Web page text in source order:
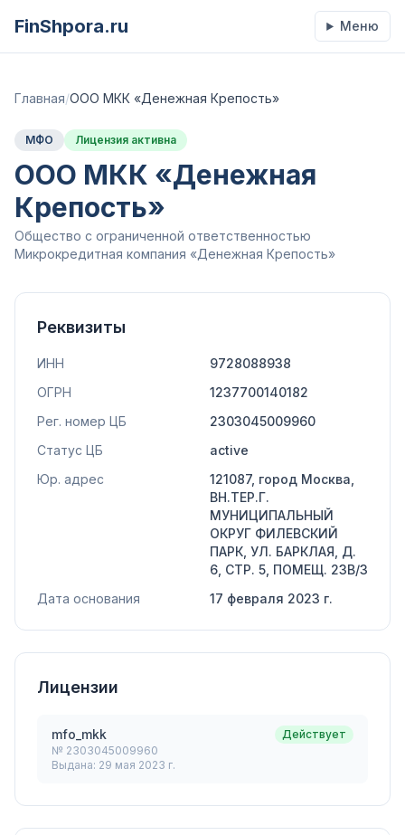
FinShpora.ru Меню
Главная/ООО МКК «Денежная Крепость»
МФО Лицензия активна
ООО МКК «Денежная
Крепость»
Общество с ограниченной ответственностью
Микрокредитная компания «Денежная Крепость»
Реквизиты
ИНН
9728088938
ОГРН
1237700140182
Рег. номер ЦБ
2303045009960
Статус ЦБ
active
Юр. адрес
121087, город Москва,
ВН.ТЕР.Г.
МУНИЦИПАЛЬНЫЙ
ОКРУГ ФИЛЕВСКИЙ
ПАРК, УЛ. БАРКЛАЯ, Д.
6, СТР. 5, ПОМЕЩ. 23В/3
Дата основания
17 февраля 2023 г.
Лицензии
mfo_mkk
№ 2303045009960
Выдана: 29 мая 2023 г.
Действует